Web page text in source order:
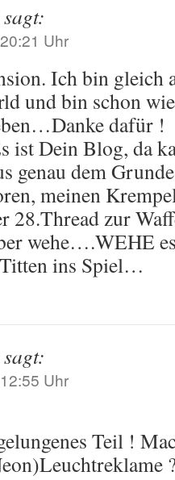
sagt:
Uhr
Ich bin gleich
und bin schon
dafür !
ist Dein Blog, da
genau dem
meinen
28.Thread zur
wehe….WEHE
ins Spiel…
sagt:
Uhr
Teil !